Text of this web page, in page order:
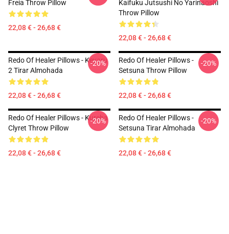
Freia Throw Pillow
22,08 € - 26,68 €
Kaifuku Jutsushi No Yarinaoshi
Throw Pillow
22,08 € - 26,68 €
Redo Of Healer Pillows - Keyaru
2 Tirar Almohada
22,08 € - 26,68 €
-20%
Redo Of Healer Pillows -
Setsuna Throw Pillow
22,08 € - 26,68 €
-20%
Redo Of Healer Pillows - Kureha
Clyret Throw Pillow
22,08 € - 26,68 €
-20%
Redo Of Healer Pillows -
Setsuna Tirar Almohada
22,08 € - 26,68 €
-20%